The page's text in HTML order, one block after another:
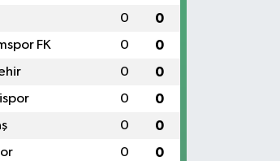
0 0
FK 0 0
0 0
0 0
0 0
0 0